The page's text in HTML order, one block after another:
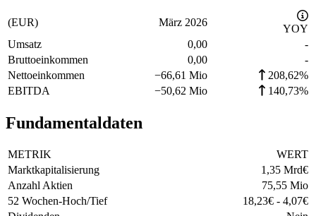
(EUR) März 2026
YOY
Umsatz
0,00
-
Bruttoeinkommen
0,00
-
Nettoeinkommen
−66,61 Mio
208,62%
EBITDA
−50,62 Mio 140,73%
Fundamentaldaten
METRIK
WERT
Marktkapitalisierung
1,35 Mrd€
Anzahl Aktien
75,55 Mio
52 Wochen-Hoch/Tief
18,23€ - 4,07€